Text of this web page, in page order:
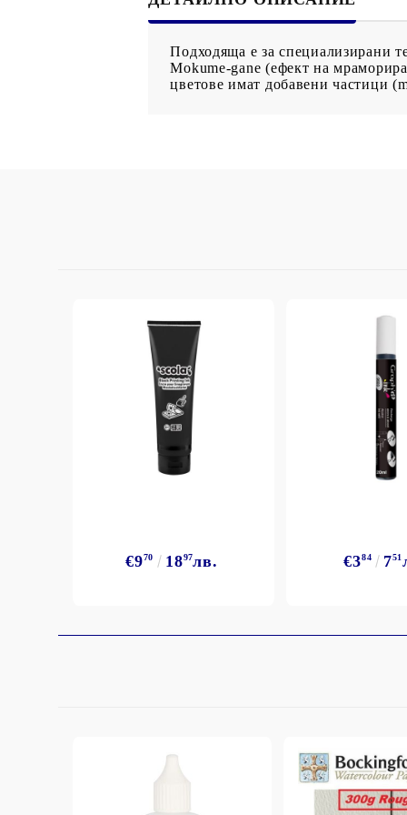
StazON Series - Пигментно мастило
VERSAFINE & ARCHIVAL INK -
Super fine pigment & permanent ink
Подходяща е за специализирани
Mokume-gane (ефект на
цветове имат добавени частици
€970 1897лв. €384 751